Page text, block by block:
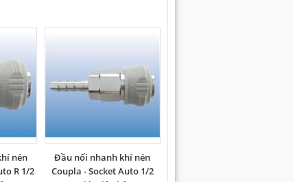
nén
R 1/2
Đầu nối nhanh khí nén
Coupla - Socket Auto 1/2